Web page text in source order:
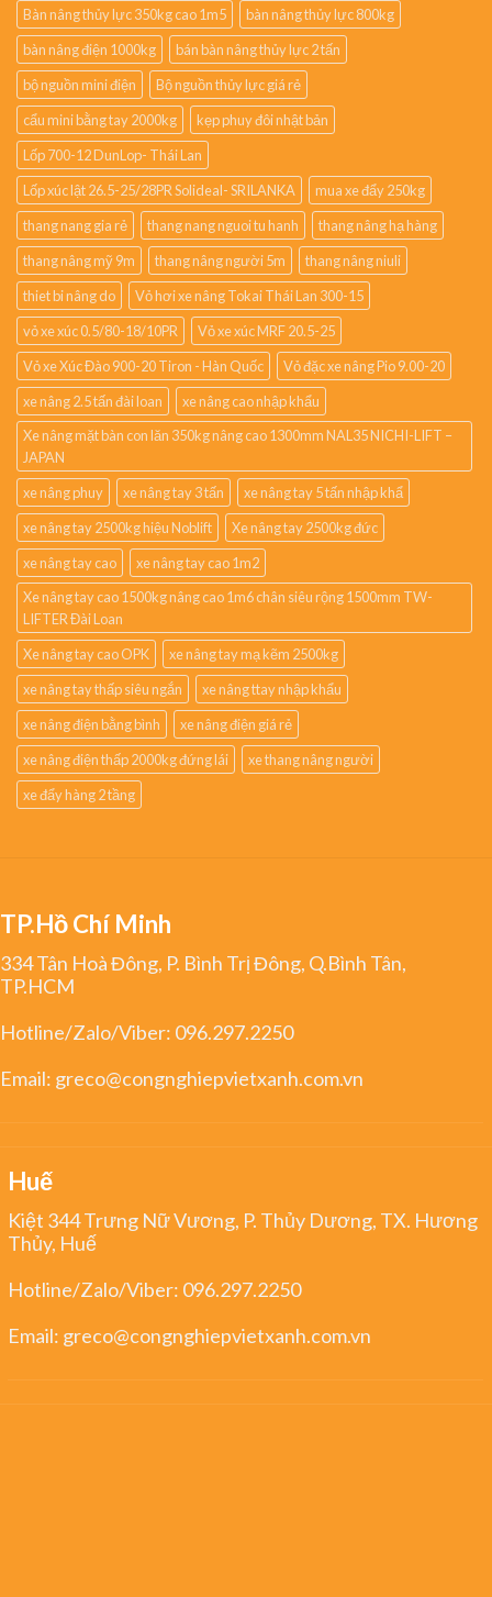
Bàn nâng thủy lực 350kg cao 1m5
bàn nâng thủy lực 800kg
bàn nâng điện 1000kg
bán bàn nâng thủy lực 2 tấn
bộ nguồn mini điện
Bộ nguồn thủy lực giá rẻ
cẩu mini bằng tay 2000kg
kẹp phuy đôi nhật bản
Lốp 700-12 DunLop- Thái Lan
Lốp xúc lật 26.5-25/28PR Solideal- SRILANKA
mua xe đẩy 250kg
thang nang gia rẻ
thang nang nguoi tu hanh
thang nâng hạ hàng
thang nâng mỹ 9m
thang nâng người 5m
thang nâng niuli
thiet bi nâng do
Vỏ hơi xe nâng Tokai Thái Lan 300-15
vỏ xe xúc 0.5/80-18/10PR
Vỏ xe xúc MRF 20.5-25
Vỏ xe Xúc Đào 900-20 Tiron - Hàn Quốc
Vỏ đặc xe nâng Pio 9.00-20
xe nâng 2.5 tấn đài loan
xe nâng cao nhập khẩu
Xe nâng mặt bàn con lăn 350kg nâng cao 1300mm NAL35 NICHI-LIFT –
JAPAN
xe nâng phuy
xe nâng tay 3 tấn
xe nâng tay 5 tấn nhập khẩ
xe nâng tay 2500kg hiệu Noblift
Xe nâng tay 2500kg đức
xe nâng tay cao
xe nâng tay cao 1m2
Xe nâng tay cao 1500kg nâng cao 1m6 chân siêu rộng 1500mm TW-
LIFTER Đài Loan
Xe nâng tay cao OPK
xe nâng tay mạ kẽm 2500kg
xe nâng tay thấp siêu ngắn
xe nâng ttay nhập khẩu
xe nâng điện bằng bình
xe nâng điện giá rẻ
xe nâng điện thấp 2000kg đứng lái
xe thang nâng người
xe đẩy hàng 2 tầng
TP.Hồ Chí Minh
334 Tân Hoà Đông, P. Bình Trị Đông, Q.Bình Tân,
TP.HCM
Hotline/Zalo/Viber: 096.297.2250
Email: greco@congnghiepvietxanh.com.vn
Huế
Kiệt 344 Trưng Nữ Vương, P. Thủy Dương, TX. Hương
Thủy, Huế
Hotline/Zalo/Viber: 096.297.2250
Email: greco@congnghiepvietxanh.com.vn